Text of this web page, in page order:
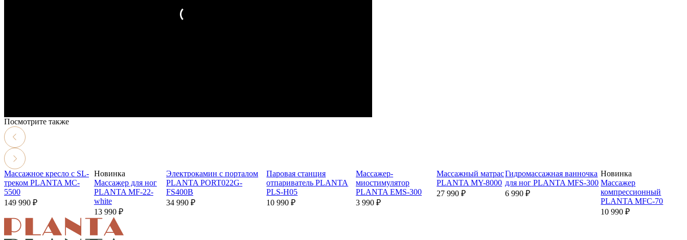
Посмотрите также
Массажное кресло с SL-
треком PLANTA MC-
5500
149 990 ₽
Новинка
Массажер для ног
PLANTA MF-22-
white
13 990 ₽
Электрокамин с порталом
PLANTA PORT022G-
FS400B
34 990 ₽
Паровая станция
отпариватель PLANTA
PLS-H05
10 990 ₽
Массажер-
миостимулятор
PLANTA EMS-300
3 990 ₽
Массажный матрас
PLANTA MY-8000
27 990 ₽
Гидромассажная ванночка
для ног PLANTA MFS-300
6 990 ₽
Новинка
Массажер
компрессионный
PLANTA MFC-70
10 990 ₽